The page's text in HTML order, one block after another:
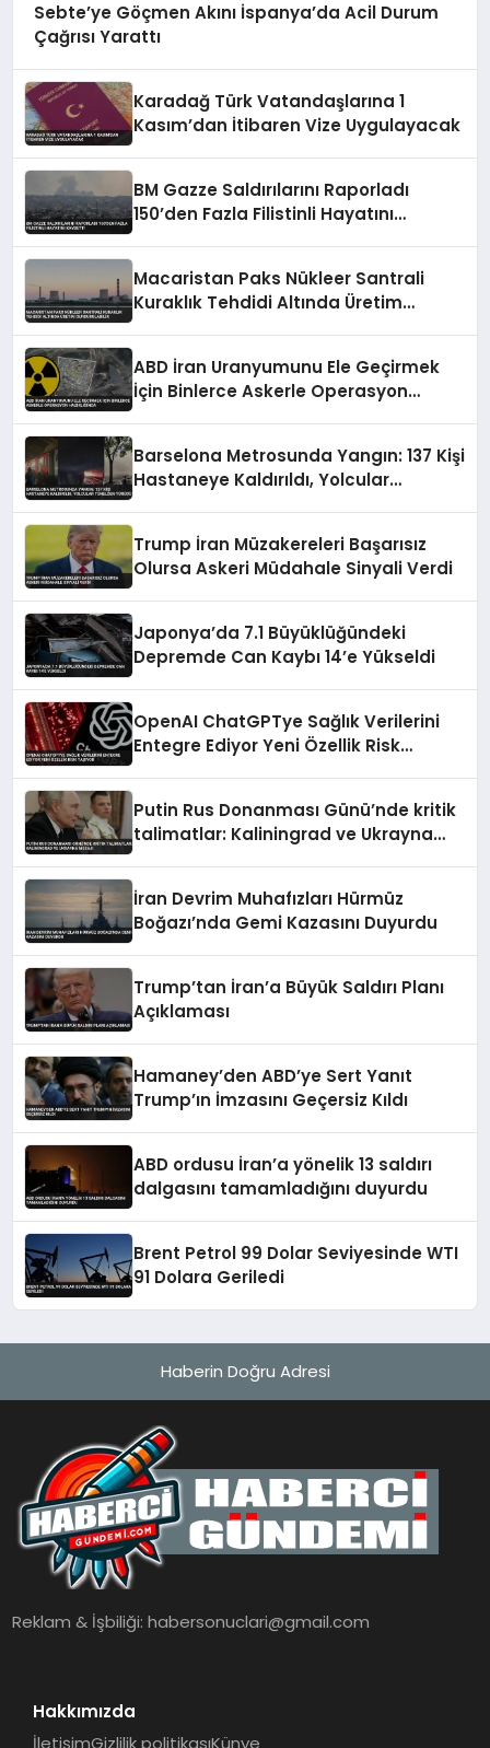
Sebte’ye Göçmen Akını İspanya’da Acil Durum
Çağrısı Yarattı
Karadağ Türk Vatandaşlarına 1
Kasım’dan İtibaren Vize Uygulayacak
BM Gazze Saldırılarını Raporladı
150’den Fazla Filistinli Hayatını
Macaristan Paks Nükleer Santrali
Kuraklık Tehdidi Altında Üretim
ABD İran Uranyumunu Ele Geçirmek
İçin Binlerce Askerle Operasyon
Barselona Metrosunda Yangın: 137 Kişi
Hastaneye Kaldırıldı, Yolcular
Trump İran Müzakereleri Başarısız
Olursa Askeri Müdahale Sinyali Verdi
Japonya’da 7.1 Büyüklüğündeki
Depremde Can Kaybı 14’e Yükseldi
OpenAI ChatGPTye Sağlık Verilerini
Entegre Ediyor Yeni Özellik Risk
Putin Rus Donanması Günü’nde kritik
talimatlar: Kaliningrad ve Ukrayna
İran Devrim Muhafızları Hürmüz
Boğazı’nda Gemi Kazasını Duyurdu
Trump’tan İran’a Büyük Saldırı Planı
Açıklaması
Hamaney’den ABD’ye Sert Yanıt
Trump’ın İmzasını Geçersiz Kıldı
ABD ordusu İran’a yönelik 13 saldırı
dalgasını tamamladığını duyurdu
Brent Petrol 99 Dolar Seviyesinde WTI
91 Dolara Geriledi
Haberin Doğru Adresi
Reklam & İşbiliği:habersonuclari@gmail.com
Hakkımızda
İletişimGizlilik politikasıKünye